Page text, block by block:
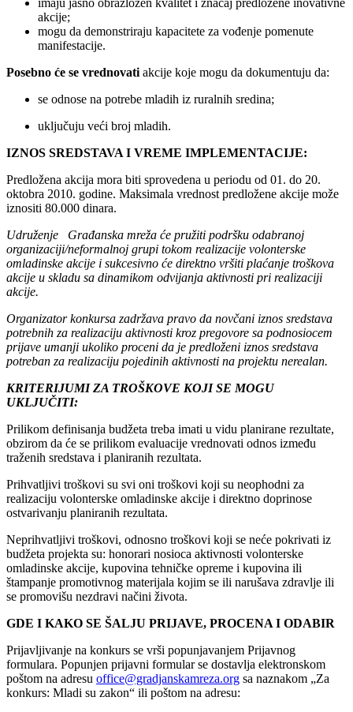
imaju jasno obrazložen kvalitet i značaj predložene inovativne
akcije;
mogu da demonstriraju kapacitete za vođenje pomenute
manifestacije.
Posebno će se vrednovatiakcije koje mogu da dokumentuju da:
se odnose na potrebe mladih iz ruralnih sredina;
uključuju veći broj mladih.
IZNOS SREDSTAVA I VREME IMPLEMENTACIJE:
Predložena akcija mora biti sprovedena u periodu od 01. do 20.
oktobra 2010. godine. Maksimala vrednost predložene akcije može
iznositi 80.000 dinara.
Udruženje Građanska mreža će pružiti podršku odabranoj
organizaciji/neformalnoj grupi tokom realizacije volonterske
omladinske akcije i sukcesivno će direktno vršiti plaćanje troškova
akcije u skladu sa dinamikom odvijanja aktivnosti pri realizaciji
akcije.
Organizator konkursa zadržava pravo da novčani iznos sredstava
potrebnih za realizaciju aktivnosti kroz pregovore sa podnosiocem
prijave umanji ukoliko proceni da je predloženi iznos sredstava
potreban za realizaciju pojedinih aktivnosti na projektu nerealan.
KRITERIJUMI ZA TROŠKOVE KOJI SE MOGU
UKLJUČITI:
Prilikom definisanja budžeta treba imati u vidu planirane rezultate,
obzirom da će se prilikom evaluacije vrednovati odnos između
traženih sredstava i planiranih rezultata.
Prihvatljivi troškovi su svi oni troškovi koji su neophodni za
realizaciju volonterske omladinske akcije i direktno doprinose
ostvarivanju planiranih rezultata.
Neprihvatljivi troškovi, odnosno troškovi koji se neće pokrivati iz
budžeta projekta su: honorari nosioca aktivnosti volonterske
omladinske akcije, kupovina tehničke opreme i kupovina ili
štampanje promotivnog materijala kojim se ili narušava zdravlje ili
se promovišu nezdravi načini života.
GDE I KAKO SE ŠALJU PRIJAVE, PROCENA I ODABIR
Prijavljivanje na konkurs se vrši popunjavanjem Prijavnog
formulara. Popunjen prijavni formular se dostavlja elektronskom
poštom na adresu office@gradjanskamreza.org sa naznakom „Za
konkurs: Mladi su zakon“ ili poštom na adresu: